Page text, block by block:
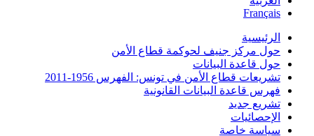
Français
الرئيسية
حول مركز جنيف لحوكمة قطاع الأمن
حول قاعدة البيانات
تشريعات قطاع الأمن في تونس: الفهرس 1956-2011
فهرس قاعدة البيانات القانونية
تشريع جديد
الإحصائيات
سياسة خاصة